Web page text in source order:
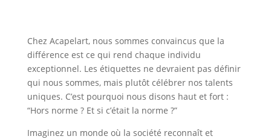
Chez Acapelart, nous sommes convaincus que la
différence est ce qui rend chaque individu
exceptionnel. Les étiquettes ne devraient pas définir
qui nous sommes, mais plutôt célébrer nos talents
uniques. C’est pourquoi nous disons haut et fort :
“Hors norme ? Et si c’était la norme ?”
Imaginez un monde où la société reconnaît et